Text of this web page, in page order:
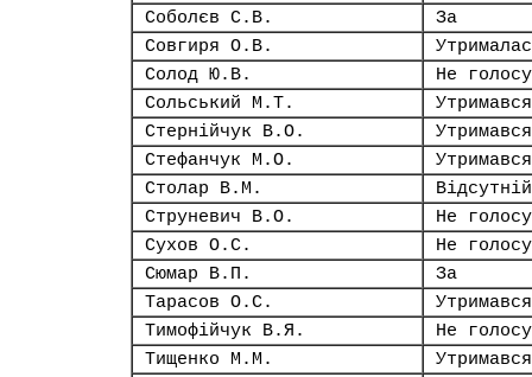
Соболєв С.В.
За
Совгиря О.В.
Солод Ю.В.
Не
Сольський М.Т.
Утримався
Стернійчук В.О.
Утримався
Стефанчук М.О.
Утримався
Столар В.М.
Відсутній
Струневич В.О.
Не
Сухов О.С.
Не
Сюмар В.П.
За
Тарасов О.С.
Утримався
Тимофійчук В.Я.
Не
Тищенко М.М.
Утримався